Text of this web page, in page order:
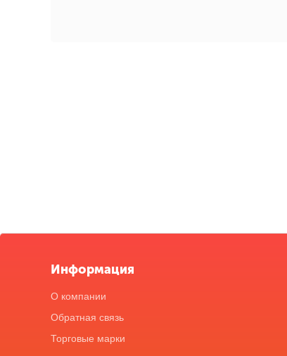
Информация
О компании
Обратная связь
Торговые марки